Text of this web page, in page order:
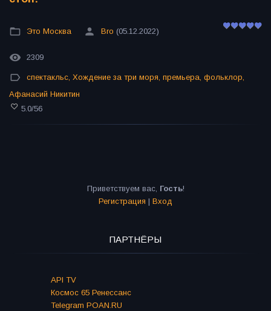
Это Москва Bro (05.12.2022)
2309
спектакльс, Хождение за три моря, премьера, фольклор,
Афанасий Никитин
5.0/56
Приветствуем вас, Гость!
Регистрация | Вход
ПАРТНЁРЫ
API TV
Космос 65 Ренессанс
Telegram POAN.RU